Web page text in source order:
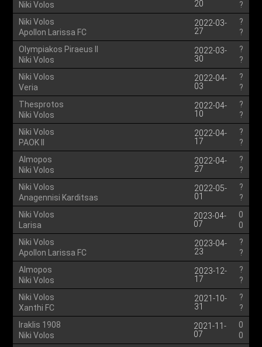
Niki Volos 20
?
Niki Volos
Apollon Larissa FC
2022-03-
27
?
?
Olympiakos Piraeus II
Niki Volos
2022-03-
30
?
?
Niki Volos
Veria
2022-04-
03
?
?
Thesprotos
Niki Volos
2022-04-
10
?
?
Niki Volos
PAOK II
2022-04-
17
?
?
Almopos
Niki Volos
2022-04-
27
?
?
Niki Volos
Anagennisi Karditsas
2022-05-
01
?
?
Niki Volos
Larisa
2023-04-
07
0
0
Niki Volos
Apollon Larissa FC
2023-04-
23
?
?
Almopos
Niki Volos
2023-12-
17
?
?
Niki Volos
Xanthi FC
2021-10-
31
?
?
Iraklis 1908
Niki Volos
2021-11-
07
0
0